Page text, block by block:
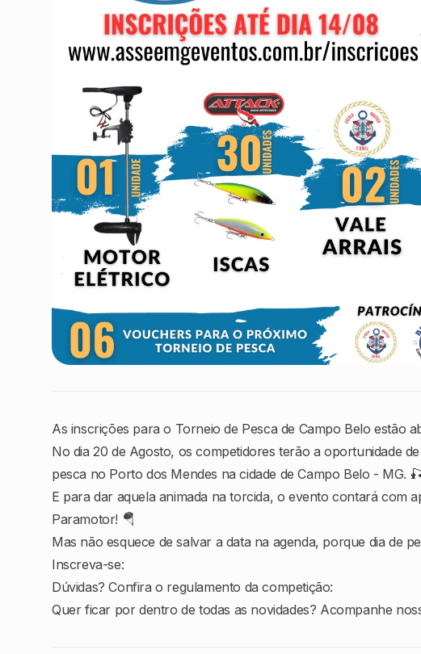
As inscrições para o Torneio de Pesca de Campo Belo estão
No dia 20 de Agosto, os competidores terão a oportunidade
pesca no Porto dos Mendes na cidade de Campo Belo - MG.
E para dar aquela animada na torcida, o evento contará com
Paramotor! 🪂
Mas não esquece de salvar a data na agenda, porque dia de
Inscreva-se:
Dúvidas? Confira o regulamento da competição:
Quer ficar por dentro de todas as novidades? Acompanhe